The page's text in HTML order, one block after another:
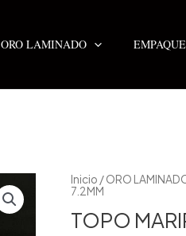
ORO LAMINADO
Inicio /ORO
7.2MM
TOPO
TOPO
MARIPOSA
7.2MM
cantidad